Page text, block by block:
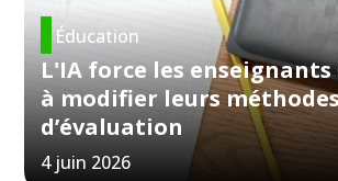
Éducation
L'IA force les enseignants
à modifier leurs
d’évaluation
4 juin 2026